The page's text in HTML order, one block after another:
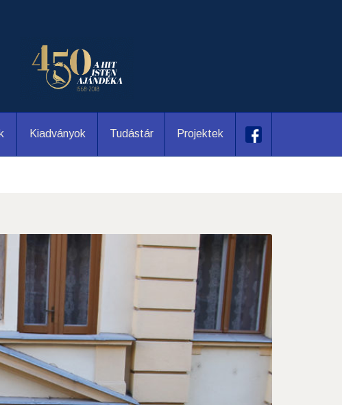
Kiadványok Tudástár Projektek